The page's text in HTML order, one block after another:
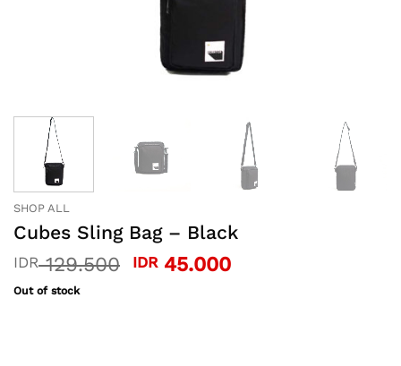
SHOP ALL
Cubes Sling Bag – Black
IDR129.500 Original
IDR45.000Current
Out of stock